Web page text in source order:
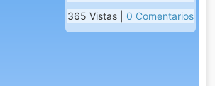
365 Vistas | 0 Comentarios